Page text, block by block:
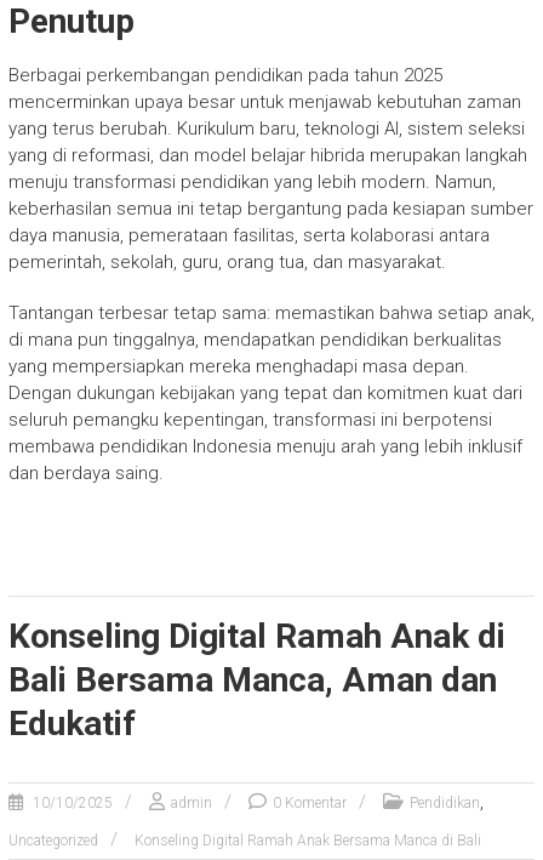
Penutup
Berbagai perkembangan pendidikan pada tahun 2025
mencerminkan upaya besar untuk menjawab kebutuhan zaman
yang terus berubah. Kurikulum baru, teknologi AI, sistem seleksi
yang di reformasi, dan model belajar hibrida merupakan langkah
menuju transformasi pendidikan yang lebih modern. Namun,
keberhasilan semua ini tetap bergantung pada kesiapan sumber
daya manusia, pemerataan fasilitas, serta kolaborasi antara
pemerintah, sekolah, guru, orang tua, dan masyarakat.
Tantangan terbesar tetap sama: memastikan bahwa setiap anak,
di mana pun tinggalnya, mendapatkan pendidikan berkualitas
yang mempersiapkan mereka menghadapi masa depan.
Dengan dukungan kebijakan yang tepat dan komitmen kuat dari
seluruh pemangku kepentingan, transformasi ini berpotensi
membawa pendidikan Indonesia menuju arah yang lebih inklusif
dan berdaya saing.
Konseling Digital Ramah Anak di
Bali Bersama Manca, Aman dan
Edukatif
10/10/2025 admin 0 Komentar Pendidikan,
Uncategorized Konseling Digital Ramah Anak Bersama Manca di Bali